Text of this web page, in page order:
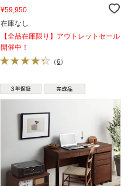
¥59,950
在庫なし
【全品在庫限り】アウトレットセール
開催中！
（6）